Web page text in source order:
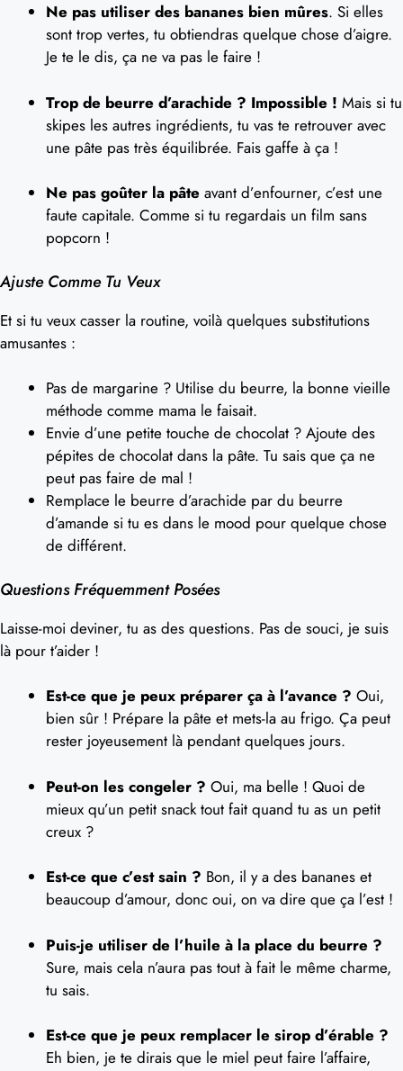
Ne pas utiliser des bananes bien mûres. Si elles
sont trop vertes, tu obtiendras quelque chose d’aigre.
Je te le dis, ça ne va pas le faire !
Trop de beurre d’arachide ? Impossible ! Mais si tu
skipes les autres ingrédients, tu vas te retrouver avec
une pâte pas très équilibrée. Fais gaffe à ça !
Ne pas goûter la pâte avant d’enfourner, c’est une
faute capitale. Comme si tu regardais un film sans
popcorn !
Ajuste Comme Tu Veux
Et si tu veux casser la routine, voilà quelques substitutions
amusantes :
Pas de margarine ? Utilise du beurre, la bonne vieille
méthode comme mama le faisait.
Envie d’une petite touche de chocolat ? Ajoute des
pépites de chocolat dans la pâte. Tu sais que ça ne
peut pas faire de mal !
Remplace le beurre d’arachide par du beurre
d’amande si tu es dans le mood pour quelque chose
de différent.
Questions Fréquemment Posées
Laisse-moi deviner, tu as des questions. Pas de souci, je suis
là pour t’aider !
Est-ce que je peux préparer ça à l’avance ? Oui,
bien sûr ! Prépare la pâte et mets-la au frigo. Ça peut
rester joyeusement là pendant quelques jours.
Peut-on les congeler ? Oui, ma belle ! Quoi de
mieux qu’un petit snack tout fait quand tu as un petit
creux ?
Est-ce que c’est sain ? Bon, il y a des bananes et
beaucoup d’amour, donc oui, on va dire que ça l’est !
Puis-je utiliser de l’huile à la place du beurre ?
Sure, mais cela n’aura pas tout à fait le même charme,
tu sais.
Est-ce que je peux remplacer le sirop d’érable ?
Eh bien, je te dirais que le miel peut faire l’affaire,